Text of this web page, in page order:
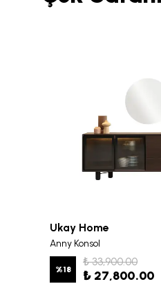
Ukay Home
Anny Konsol
%18
₺ 33,900.00
₺ 27,800.00